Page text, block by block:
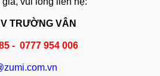
TRƯỜNG VÂN
- 0777 954 006